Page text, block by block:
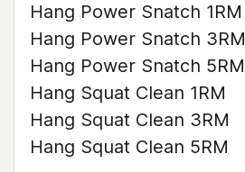
Hang Power Snatch 1RM
Hang Power Snatch 3RM
Hang Power Snatch 5RM
Hang Squat Clean 1RM
Hang Squat Clean 3RM
Hang Squat Clean 5RM